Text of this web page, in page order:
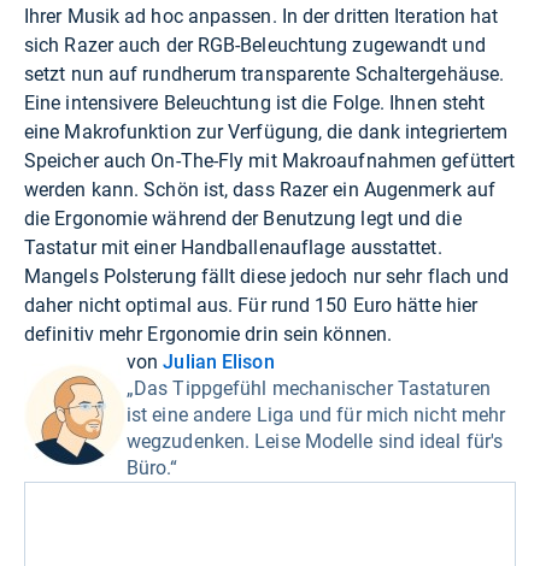
Ihrer Musik ad hoc anpassen. In der dritten Iteration hat
sich Razer auch der RGB-Beleuchtung zugewandt und
setzt nun auf rundherum transparente Schaltergehäuse.
Eine intensivere Beleuchtung ist die Folge. Ihnen steht
eine Makrofunktion zur Verfügung, die dank integriertem
Speicher auch On-The-Fly mit Makroaufnahmen gefüttert
werden kann. Schön ist, dass Razer ein Augenmerk auf
die Ergonomie während der Benutzung legt und die
Tastatur mit einer Handballenauflage ausstattet.
Mangels Polsterung fällt diese jedoch nur sehr flach und
daher nicht optimal aus. Für rund 150 Euro hätte hier
definitiv mehr Ergonomie drin sein können.
vonJulian Elison
„Das Tippgefühl mechanischer Tastaturen
ist eine andere Liga und für mich nicht mehr
wegzudenken. Leise Modelle sind ideal für's
Büro.“